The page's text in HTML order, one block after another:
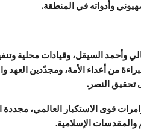
وأدواته في المنطقة.
وأحمد السيقل، وقيادات محلية
من أعداء الأمة، ومجدّدين العهد
تحقيق النصر.
قوى الاستكبار العالمي، مجددة
والمقدسات الإسلامية.